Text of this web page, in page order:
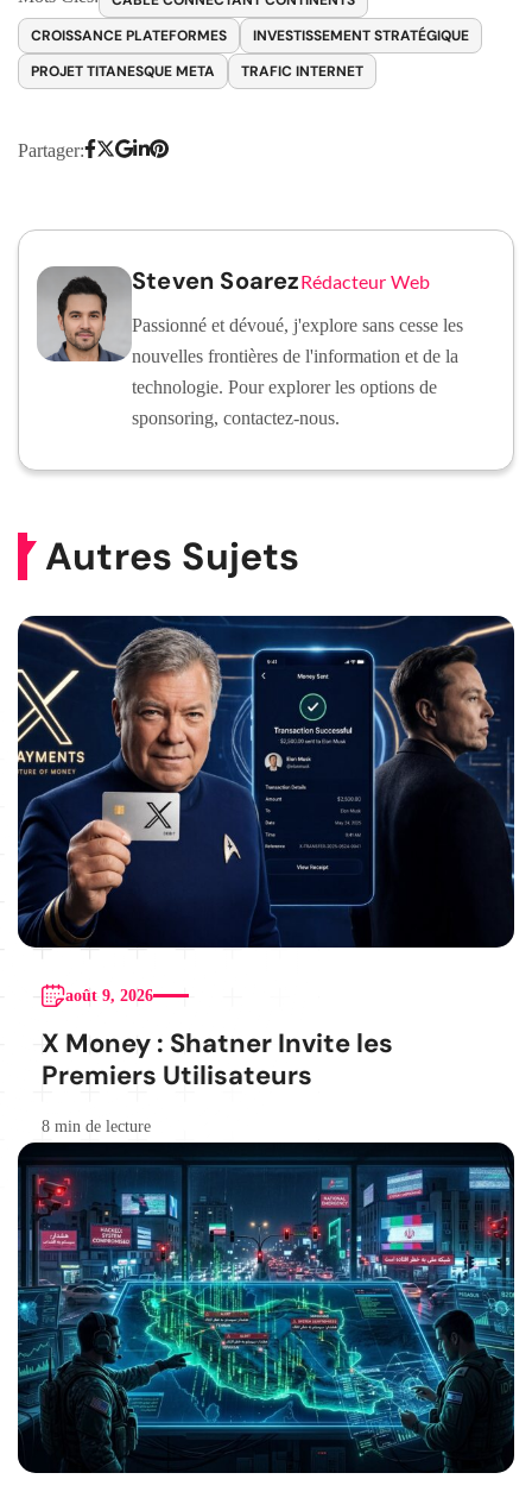
CROISSANCE PLATEFORMES
INVESTISSEMENT STRATÉGIQUE
PROJET TITANESQUE META
TRAFIC INTERNET
Partager:
Steven SoarezRédacteur Web
Passionné et dévoué, j'explore sans cesse les
nouvelles frontières de l'information et de la
technologie. Pour explorer les options de
sponsoring, contactez-nous.
Autres Sujets
août 9, 2026
X Money : Shatner Invite les
Premiers Utilisateurs
8 min de lecture